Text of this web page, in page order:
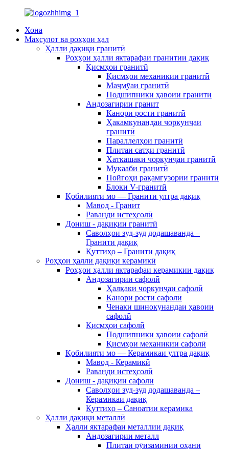
Хона
Маҳсулот ва роҳҳои ҳал
Ҳалли дақиқи гранитӣ
Роҳҳои ҳалли яктарафаи гранитии дақиқ
Қисмҳои гранитӣ
Қисмҳои механикии гранитӣ
Маҷмӯаи гранитӣ
Подшипники ҳавоии гранитӣ
Андозагирии гранит
Канори рости гранитӣ
Ҳакамкунандаи чоркунҷаи
гранитӣ
Параллелҳои гранитӣ
Плитаи сатҳи гранитӣ
Хаткашаки чоркунҷаи гранитӣ
Мукааби гранитӣ
Пойгоҳи рақамгузории гранитӣ
Блоки V-гранитӣ
Қобилияти мо — Гранити ултра дақиқ
Мавод - Гранит
Раванди истеҳсолӣ
Дониш - дақиқии гранитӣ
Саволҳои зуд-зуд додашаванда –
Гранити дақиқ
Қуттиҳо – Гранити дақиқ
Роҳҳои ҳалли дақиқи керамикӣ
Роҳҳои ҳалли яктарафаи керамикии дақиқ
Андозагирии сафолӣ
Ҳалқаки чоркунҷаи сафолӣ
Канори рости сафолӣ
Ченаки шинокунандаи ҳавоии
сафолӣ
Қисмҳои сафолӣ
Подшипники ҳавоии сафолӣ
Қисмҳои механикии сафолӣ
Қобилияти мо — Керамикаи ултра дақиқ
Мавод - Керамикӣ
Раванди истеҳсолӣ
Дониш - дақиқии сафолӣ
Саволҳои зуд-зуд додашаванда –
Керамикаи дақиқ
Қуттиҳо – Саноатии керамика
Ҳалли дақиқи металлӣ
Ҳалли яктарафаи металлии дақиқ
Андозагирии металл
Плитаи рӯизаминии оҳани